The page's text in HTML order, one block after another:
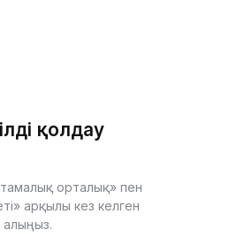
қолдау
орталық» пен
арқылы кез келген
алыңыз.